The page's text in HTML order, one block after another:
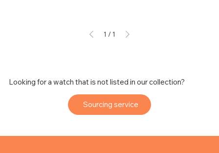
Looking for a watch that is not listed in our collection?
Sourcing service
1 / 1